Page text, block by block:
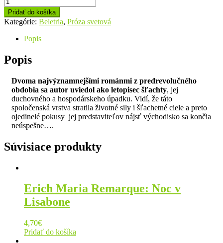
Pridať do košíka
Kategórie: Beletria, Próza svetová
Popis
Popis
Dvoma najvýznamnejšími románmi z predrevolučného
obdobia sa autor uviedol ako letopisec šľachty, jej
duchovného a hospodárskeho úpadku. Vidí, že táto
spoločenská vrstva stratila životné sily i šľachetné ciele a preto
ojedinelé pokusy jej predstaviteľov nájsť východisko sa končia
neúspešne….
Súvisiace produkty
Erich Maria Remarque: Noc v
Lisabone
4,70€
Pridať do košíka